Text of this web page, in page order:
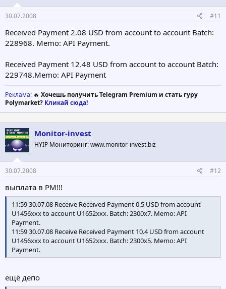
30.07.2008 #11
Received Payment 2.08 USD from account to account Batch:
228968. Memo: API Payment.
Received Payment 12.48 USD from account to account Batch:
229748.Memo: API Payment
Реклама: 🔥 Хочешь получить Telegram Premium и стать гуру
Polymarket? Кликай сюда!
Monitor-invest
HYIP Мониторинг: www.monitor-invest.biz
30.07.2008 #12
выплата в PM!!!
11:59 30.07.08 Receive Received Payment 0.5 USD from account
U1456xxx to account U1652xxx. Batch: 2300x7. Memo: API
Payment.
11:59 30.07.08 Receive Received Payment 10.4 USD from account
U1456xxx to account U1652xxx. Batch: 2300x5. Memo: API
Payment.
ещё депо